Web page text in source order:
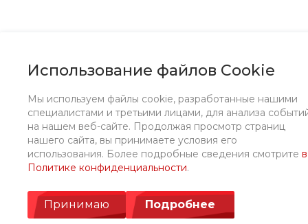
Использование файлов Cookie
Мы используем файлы cookie, разработанные нашими
специалистами и третьими лицами, для анализа
на нашем веб-сайте. Продолжая просмотр страниц
нашего сайта, вы принимаете условия его
использования. Более подробные сведения смотрите в
Политике конфиденциальности.
Принимаю Подробнее